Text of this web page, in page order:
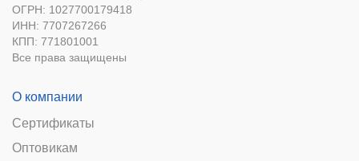
ОГРН: 1027700179418
ИНН: 7707267266
КПП: 771801001
Все права защищены
О компании
Сертификаты
Оптовикам